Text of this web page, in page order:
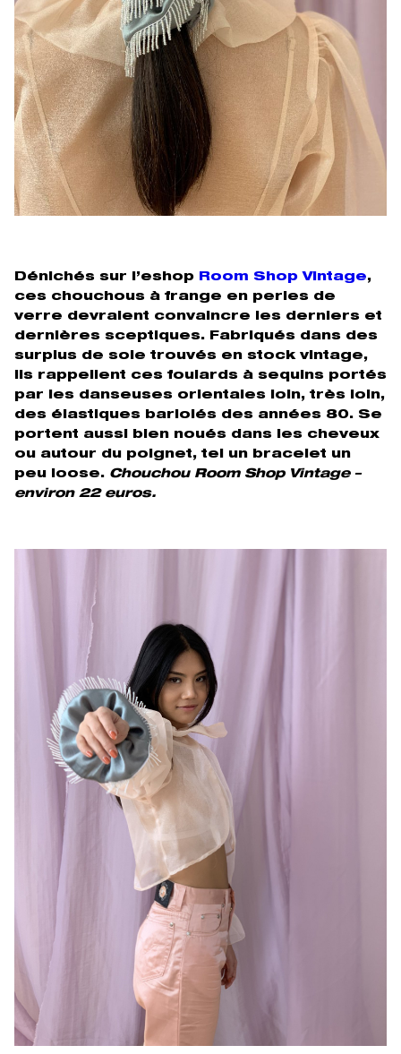
Dénichés sur l’eshop Room Shop Vintage,
ces chouchous à frange en perles de
verre devraient convaincre les derniers et
dernières sceptiques. Fabriqués dans des
surplus de soie trouvés en stock vintage,
ils rappellent ces foulards à sequins portés
par les danseuses orientales loin, très loin,
des élastiques bariolés des années 80. Se
portent aussi bien noués dans les cheveux
ou autour du poignet, tel un bracelet un
peu loose. Chouchou Room Shop Vintage –
environ 22 euros.